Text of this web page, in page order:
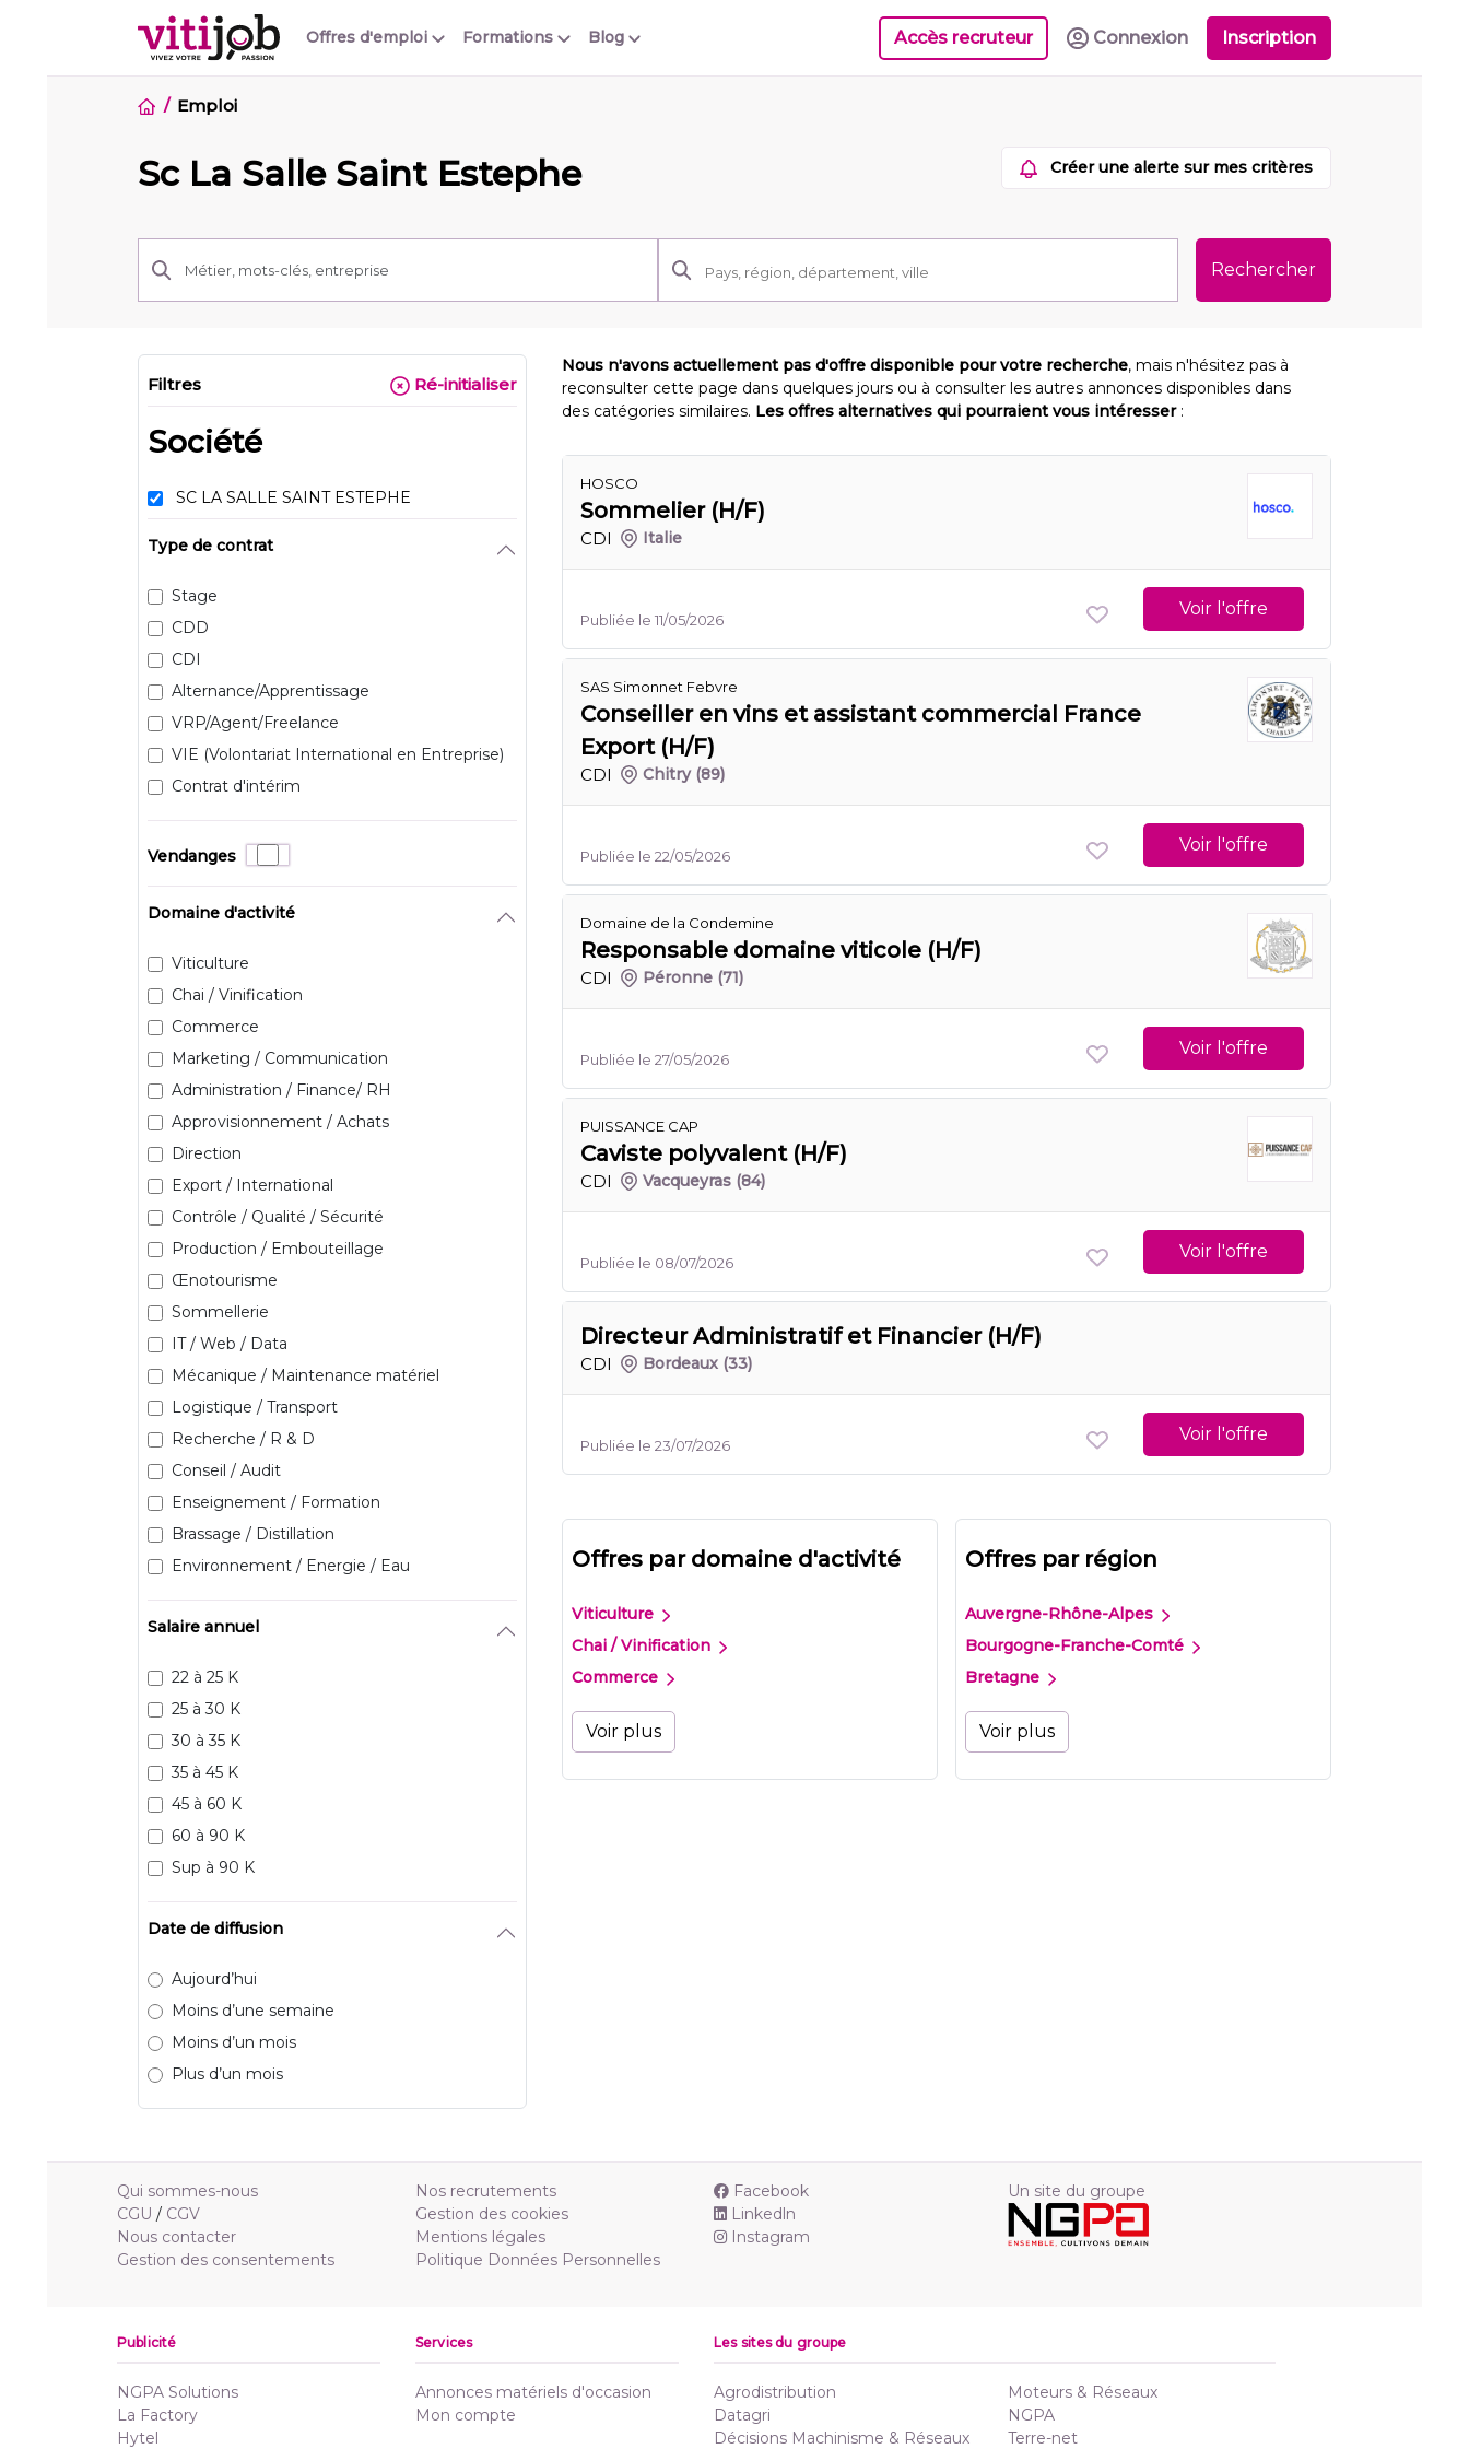
Offres d'emploi Blog
Formations Accès recruteur Connexion Inscription
Emploi
Sc La Salle Saint Estephe Créer une alerte sur mes critères
Rechercher
Filtres Ré-initialiser
Société
SC LA SALLE SAINT ESTEPHE
Type de contrat
Stage
CDD
CDI
Alternance/Apprentissage
VRP/Agent/Freelance
VIE (Volontariat International en Entreprise)
Contrat d'intérim
Vendanges
Domaine d'activité
Viticulture
Chai / Vinification
Commerce
Marketing / Communication
Administration / Finance/ RH
Approvisionnement / Achats
Direction
Export / International
Contrôle / Qualité / Sécurité
Production / Embouteillage
Œnotourisme
Sommellerie
IT / Web / Data
Mécanique / Maintenance matériel
Logistique / Transport
Recherche / R & D
Conseil / Audit
Enseignement / Formation
Brassage / Distillation
Environnement / Energie / Eau
Salaire annuel
22 à 25 K
25 à 30 K
30 à 35 K
35 à 45 K
45 à 60 K
60 à 90 K
Sup à 90 K
Date de diffusion
Aujourd’hui
Moins d’une semaine
Moins d’un mois
Plus d’un mois
Nous n'avons actuellement pas d'offre disponible pour votre recherche, mais n'hésitez pas à
reconsulter cette page dans quelques jours ou à consulter les autres annonces disponibles dans
des catégories similaires. Les offres alternatives qui pourraient vous intéresser:
HOSCO
Sommelier (H/F)
CDI Italie
Publiée le 11/05/2026
Voir l'offre
SAS Simonnet Febvre
Conseiller en vins et assistant commercial France
Export (H/F)
CDI Chitry (89)
Publiée le 22/05/2026
Voir l'offre
Domaine de la Condemine
Responsable domaine viticole (H/F)
CDI Péronne (71)
Publiée le 27/05/2026
Voir l'offre
PUISSANCE CAP
Caviste polyvalent (H/F)
CDI Vacqueyras (84)
Publiée le 08/07/2026
Voir l'offre
Directeur Administratif et Financier (H/F)
CDI Bordeaux (33)
Publiée le 23/07/2026
Voir l'offre
Offres par domaine d'activité
Viticulture
Chai / Vinification
Commerce
Voir plus
Offres par région
Auvergne-Rhône-Alpes
Bourgogne-Franche-Comté
Bretagne
Voir plus
Qui sommes-nous
CGU / CGV
Nous contacter
Gestion des consentements
Nos recrutements
Gestion des cookies
Mentions légales
Politique Données Personnelles
Facebook
Linkedln
Instagram
Un site du groupe
Publicité
NGPA Solutions
La Factory
Hytel
Services
Annonces matériels d'occasion
Mon compte
Les sites du groupe
Agrodistribution
Datagri
Décisions Machinisme & Réseaux
Moteurs & Réseaux
NGPA
Terre-net